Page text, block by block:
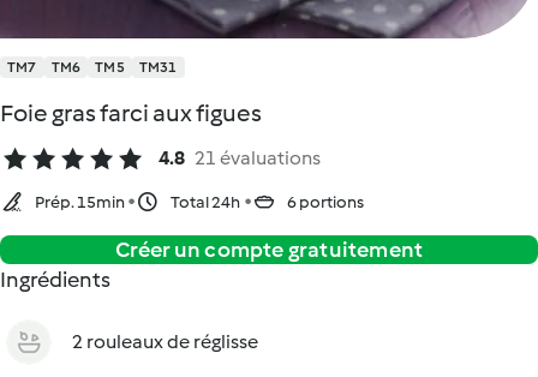
TM7 TM6 TM5 TM31
Foie gras farci aux figues
4.8 21 évaluations
Prép. 15min Total 24h 6 portions
Créer un compte gratuitement
Ingrédients
2 rouleaux de réglisse